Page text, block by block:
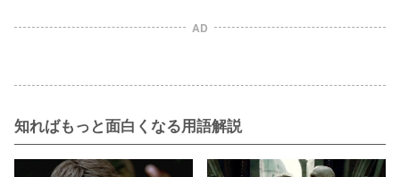
AD
知ればもっと面白くなる用語解説